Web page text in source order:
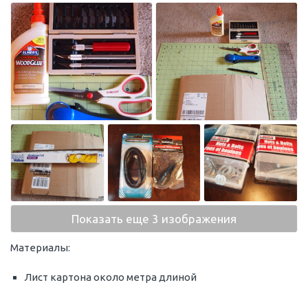
Показать еще 3 изображения
Материалы:
Лист картона около метра длиной